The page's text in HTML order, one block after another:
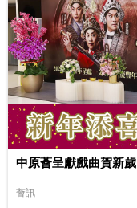
中原薈呈獻戲曲賀新歲
薈訊